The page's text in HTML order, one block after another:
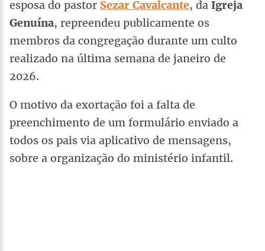
esposa do pastor Sezar Cavalcante, da Igreja
Genuína, repreendeu publicamente os
membros da congregação durante um culto
realizado na última semana de janeiro de
2026.
O motivo da exortação foi a falta de
preenchimento de um formulário enviado a
todos os pais via aplicativo de mensagens,
sobre a organização do ministério infantil.